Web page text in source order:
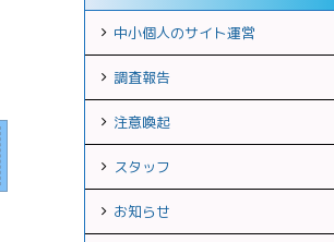
中小個人のサイト運営
調査報告
注意喚起
スタッフ
お知らせ